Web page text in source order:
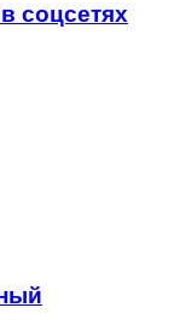
соцсетях